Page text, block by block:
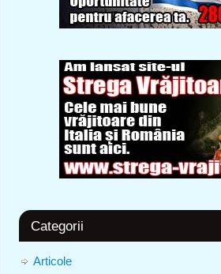
Categorii
Articole